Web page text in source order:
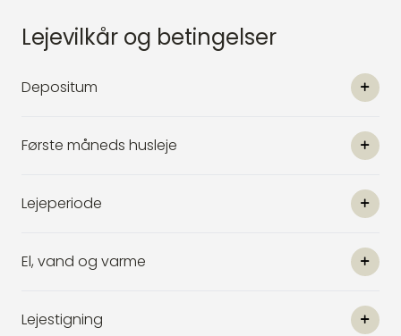
Lejevilkår og betingelser
Depositum
Første måneds husleje
Lejeperiode
El, vand og varme
Lejestigning